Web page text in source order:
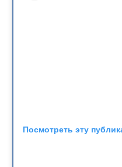
Посмотреть эту